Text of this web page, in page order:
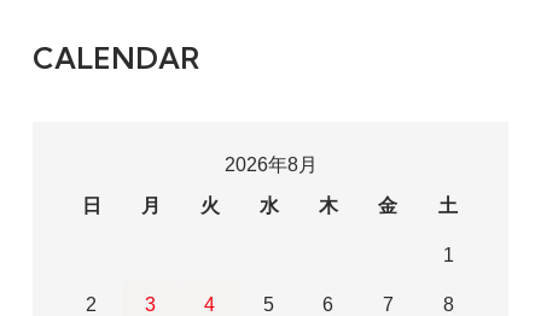
CALENDAR
2026年8月
日
月 火 水 木 金 土
1
2 3 4 5 6 7 8